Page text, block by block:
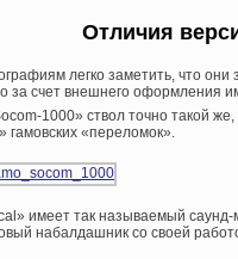
Отличия
легко заметить, что они
за счет внешнего оформления
1000» ствол точно такой
гамовских «переломок».
имеет так называемый
набалдашник со своей